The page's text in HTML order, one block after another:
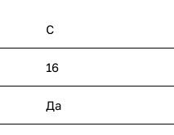
C
16
Да